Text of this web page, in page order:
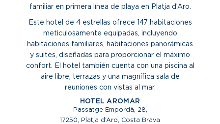
familiar en primera línea de playa en Platja d’Aro.
Este hotel de 4 estrellas ofrece 147 habitaciones
meticulosamente equipadas, incluyendo
habitaciones familiares, habitaciones panorámicas
y suites, diseñadas para proporcionar el máximo
confort. El hotel también cuenta con una piscina al
aire libre, terrazas y una magnífica sala de
reuniones con vistas al mar.
HOTEL AROMAR
Passatge Empordà, 28,
17250, Platja d’Aro, Costa Brava